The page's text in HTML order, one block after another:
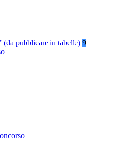
(da pubblicare in tabelle) 9